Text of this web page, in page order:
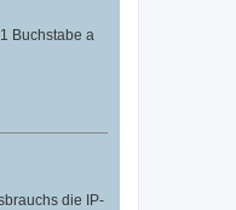
Buchstabe a
die IP-